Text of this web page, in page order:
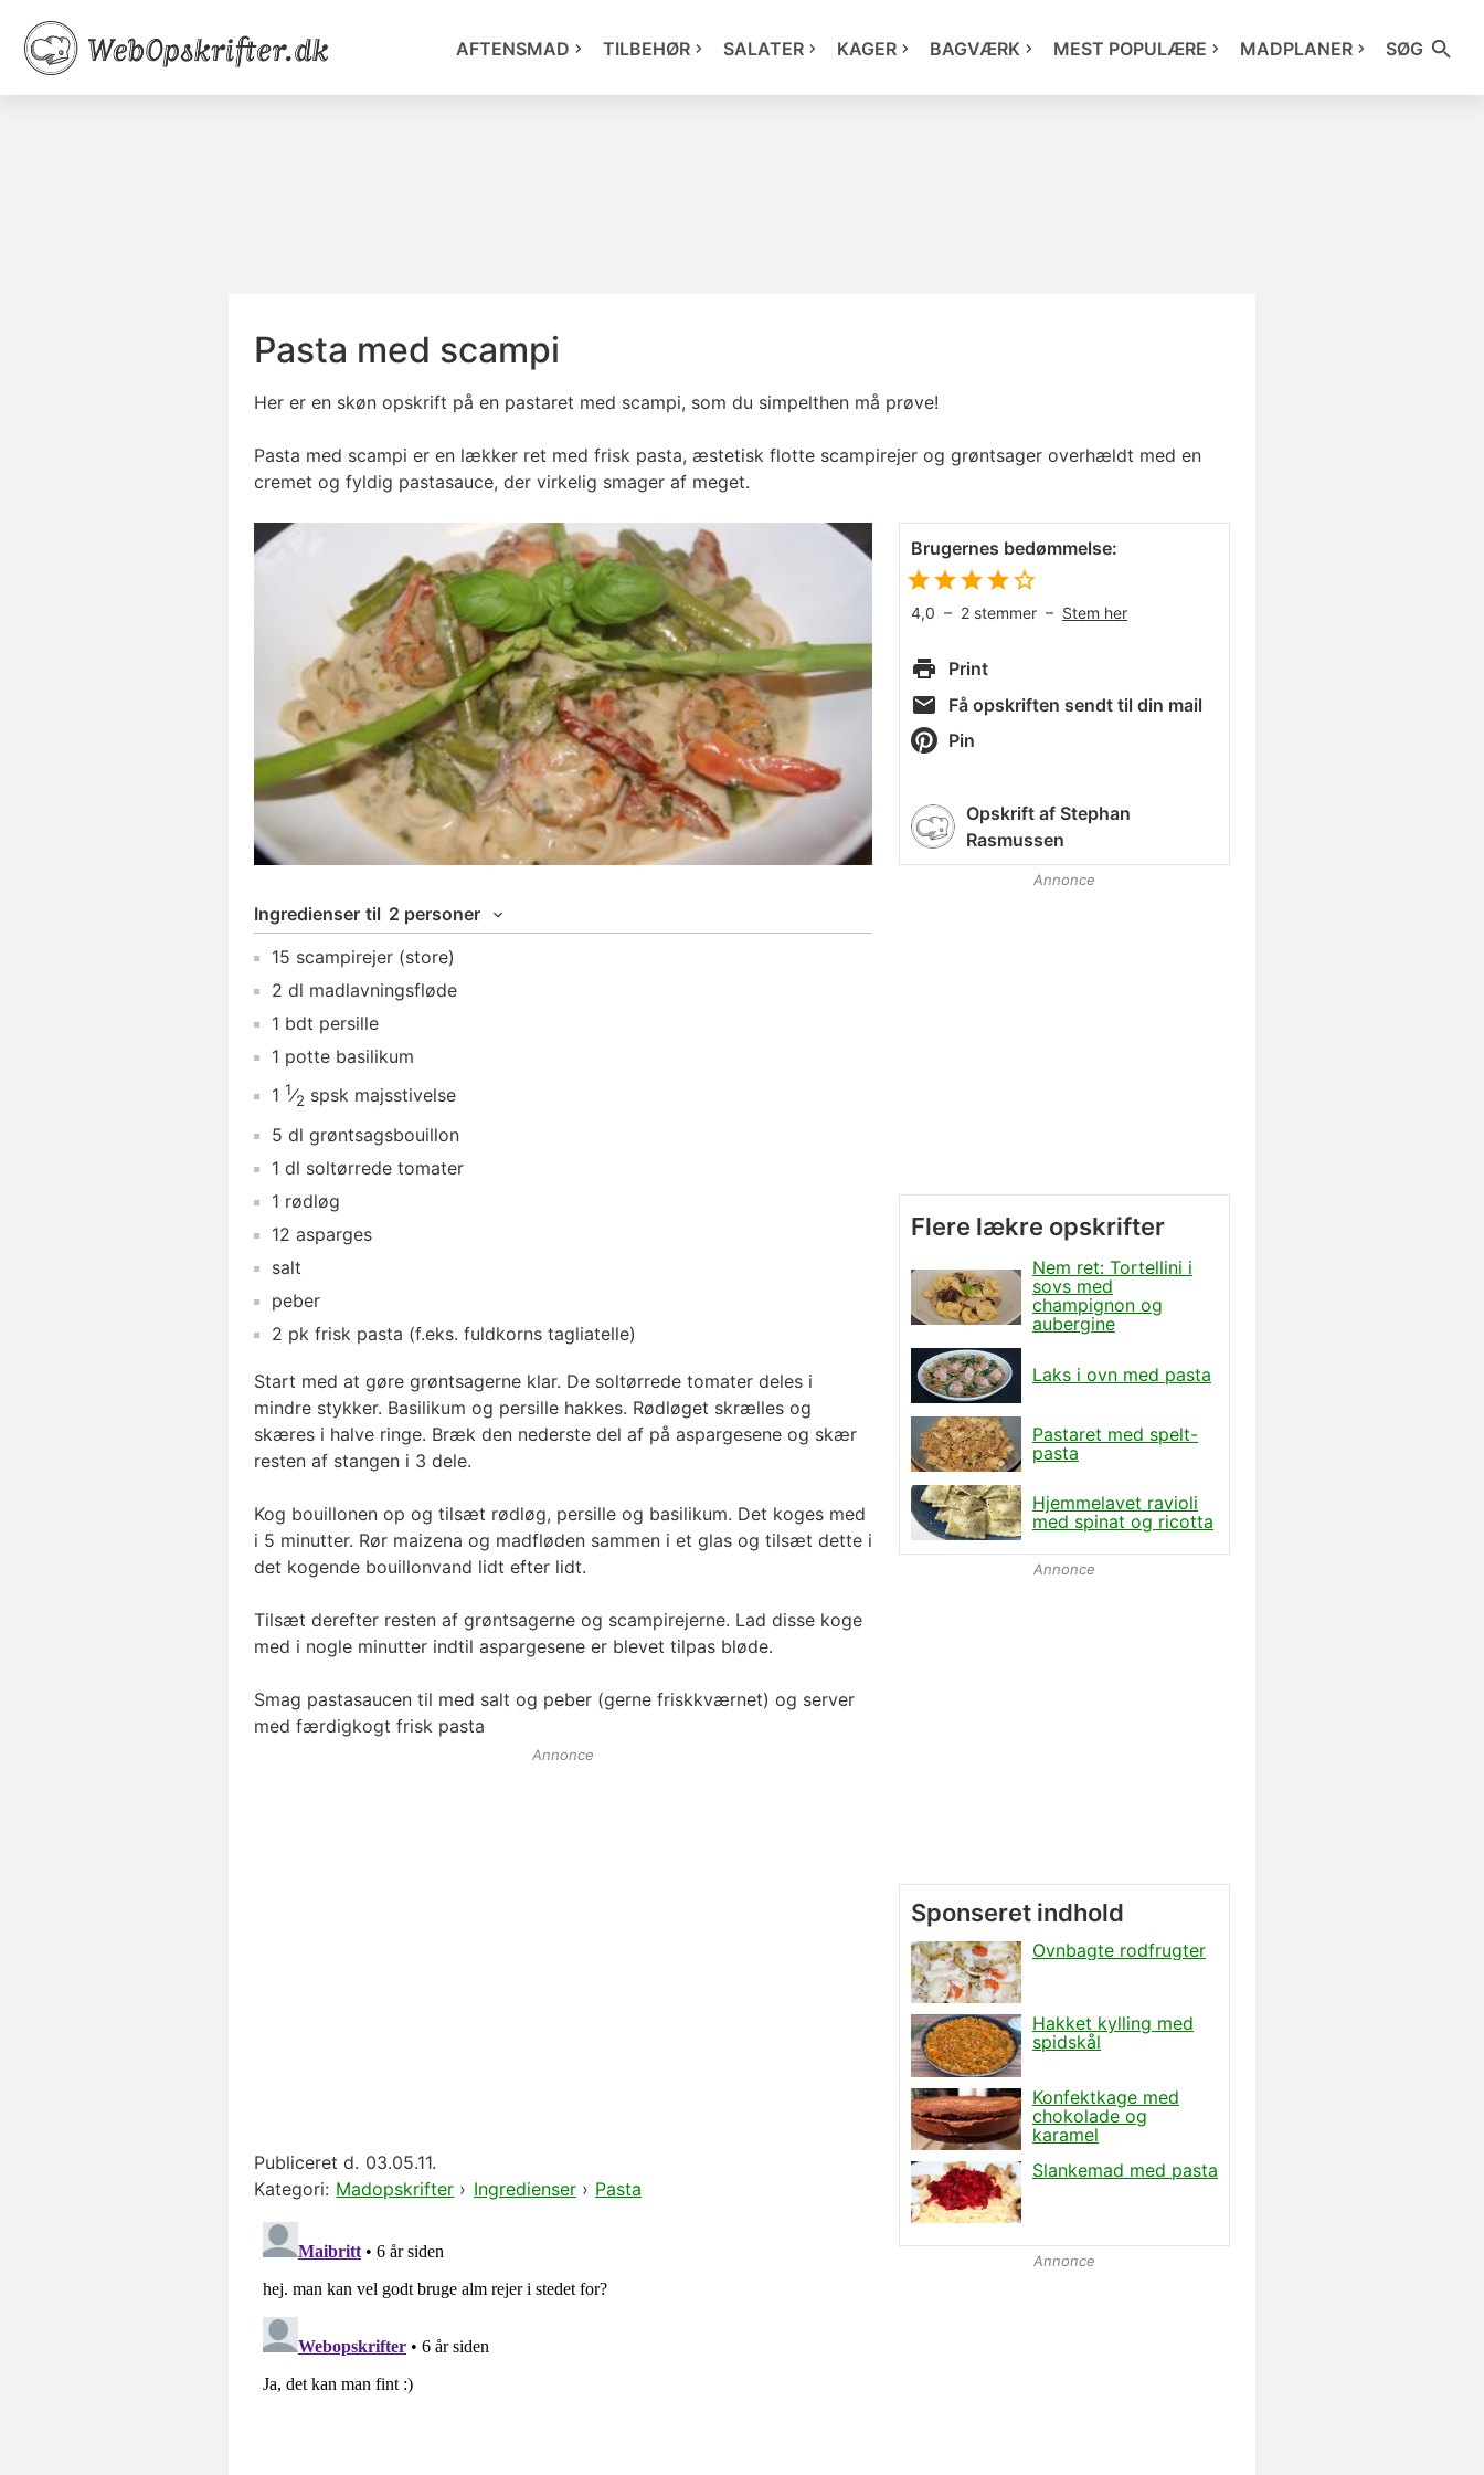
AFTENSMAD TILBEHØR SALATER KAGER BAGVÆRK MEST POPULÆRE MADPLANER SØG
Pasta med scampi
Her er en skøn opskrift på en pastaret med scampi, som du simpelthen må prøve!
Pasta med scampi er en lækker ret med frisk pasta, æstetisk flotte scampirejer og grøntsager overhældt med en
cremet og fyldig pastasauce, der virkelig smager af meget.
Ingredienser til 2 personer
15 scampirejer (store)
2 dl madlavningsfløde
1 bdt persille
1 potte basilikum
1 1⁄2 spsk majsstivelse
5 dl grøntsagsbouillon
1 dl soltørrede tomater
1 rødløg
12 asparges
salt
peber
2 pk frisk pasta (f.eks. fuldkorns tagliatelle)
Start med at gøre grøntsagerne klar. De soltørrede tomater deles i
mindre stykker. Basilikum og persille hakkes. Rødløget skrælles og
skæres i halve ringe. Bræk den nederste del af på aspargesene og skær
resten af stangen i 3 dele.
Kog bouillonen op og tilsæt rødløg, persille og basilikum. Det koges med
i 5 minutter. Rør maizena og madfløden sammen i et glas og tilsæt dette i
det kogende bouillonvand lidt efter lidt.
Tilsæt derefter resten af grøntsagerne og scampirejerne. Lad disse koge
med i nogle minutter indtil aspargesene er blevet tilpas bløde.
Smag pastasaucen til med salt og peber (gerne friskkværnet) og server
med færdigkogt frisk pasta
Annonce
Publiceret d. 03.05.11.
Kategori: Madopskrifter › Ingredienser› Pasta
Brugernes bedømmelse:
4,0 – 2 stemmer – Stem her
Print
Få opskriften sendt til din mail
Pin
Opskrift af Stephan
Rasmussen
Annonce
Flere lækre opskrifter
Nem ret: Tortellini i
sovs med
champignon og
aubergine
Laks i ovn med pasta
Pastaret med spelt-
pasta
Hjemmelavet ravioli
med spinat og ricotta
Annonce
Annonce